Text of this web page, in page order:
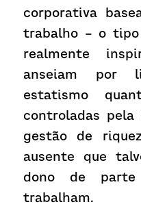
corporativa
trabalho – o tipo
realmente
anseiam por
estatismo
controladas
gestão de
ausente que
dono de
trabalham.